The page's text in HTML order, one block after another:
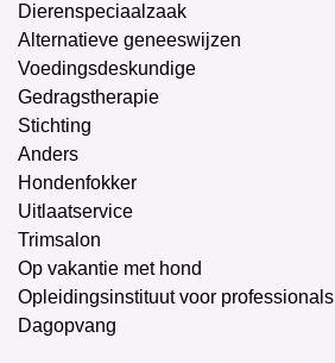
Dierenspeciaalzaak
Alternatieve geneeswijzen
Voedingsdeskundige
Gedragstherapie
Stichting
Anders
Hondenfokker
Uitlaatservice
Trimsalon
Op vakantie met hond
Opleidingsinstituut voor professionals
Dagopvang